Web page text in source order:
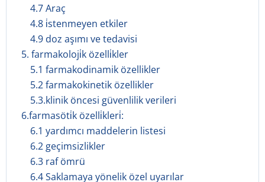
4.7 Araç
4.8 i̇stenmeyen etkiler
4.9 doz aşımı ve tedavisi
5. farmakoloji̇k özelli̇kler
5.1 farmakodinamik özellikler
5.2 farmakokinetik özellikler
5.3.klinik öncesi güvenlilik verileri
6.farmasöti̇k özelli̇kleri̇:
6.1 yardımcı maddelerin listesi
6.2 geçimsizlikler
6.3 raf ömrü
6.4 Saklamaya yönelik özel uyarılar